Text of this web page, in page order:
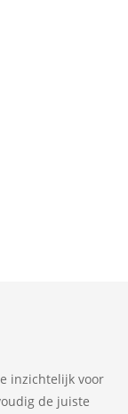
inzichtelijk voor
de juiste